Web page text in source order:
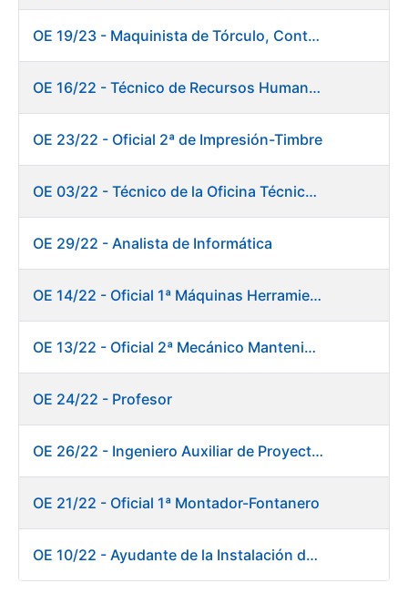
OE 19/23 - Maquinista de Tórculo, Contado, Empaquetado e Inutilización de Moneda
OE 16/22 - Técnico de Recursos Humanos
OE 23/22 - Oficial 2ª de Impresión-Timbre
OE 03/22 - Técnico de la Oficina Técnica de Producto (Fábrica de Papel)
OE 29/22 - Analista de Informática
OE 14/22 - Oficial 1ª Máquinas Herramientas y Control Numérico
OE 13/22 - Oficial 2ª Mecánico Mantenimiento Central
OE 24/22 - Profesor
OE 26/22 - Ingeniero Auxiliar de Proyectos
OE 21/22 - Oficial 1ª Montador-Fontanero
OE 10/22 - Ayudante de la Instalación de Preparación de Pastas